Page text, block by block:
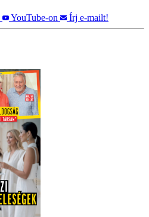
YouTube-on Írj e-mailt!